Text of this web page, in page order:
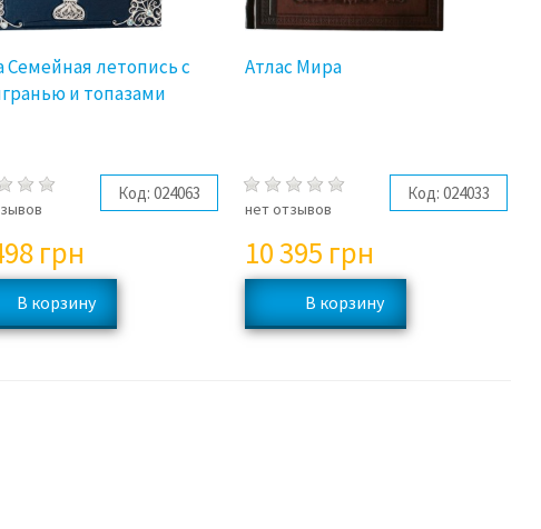
Семейная летопись с
и топазами
Код: 024063
грн
Атлас Мира
нет отзывов
Код: 024033
10 395 грн